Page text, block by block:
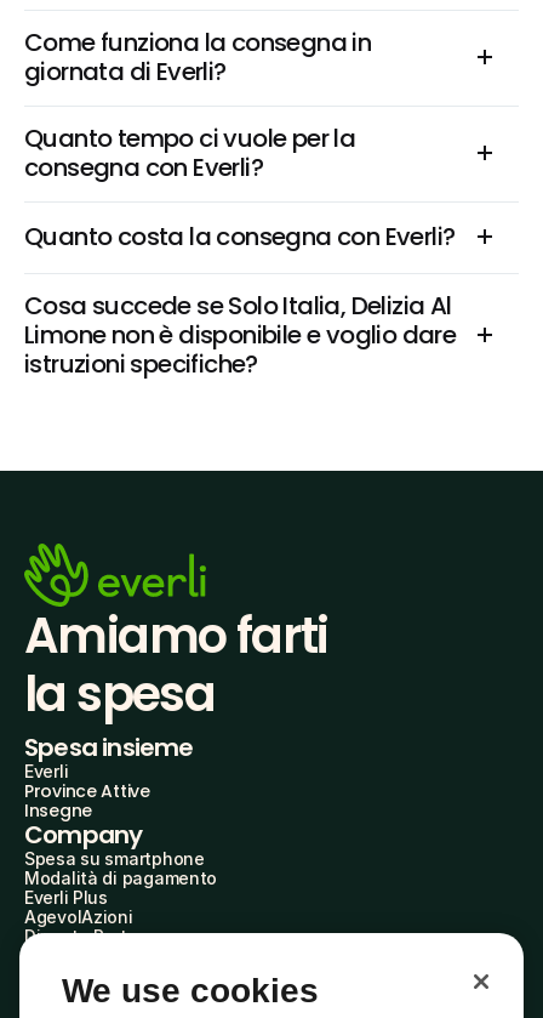
Come funziona la consegna in
giornata di Everli?
Quanto tempo ci vuole per la
consegna con Everli?
Quanto costa la consegna con Everli?
Cosa succede se Solo Italia, Delizia Al
Limone non è disponibile e voglio dare
istruzioni specifiche?
Amiamo farti
la spesa
Spesa insieme
Everli
Province Attive
Insegne
Company
Spesa su smartphone
Modalità di pagamento
Everli Plus
AgevolAzioni
Diventa Partner
Everli Shoppers
About Us
We use cookies